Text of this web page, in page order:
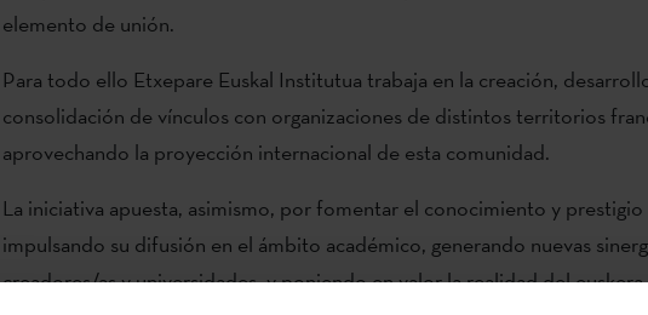
elemento de unión.
Para todo ello Etxepare Euskal Institutua trabaja en la creación,
consolidación de vínculos con organizaciones de distintos territorios
aprovechando la proyección internacional de esta comunidad.
La iniciativa apuesta, asimismo, por fomentar el conocimiento y prestigio
impulsando su difusión en el ámbito académico, generando nuevas
creadores/as y universidades, y poniendo en valor la realidad del